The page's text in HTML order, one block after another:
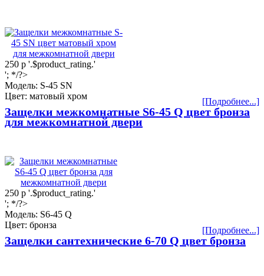
250 р '.$product_rating.'
'; */?>
Модель: S-45 SN
Цвет: матовый хром
[Подробнее...]
Защелки межкомнатные S6-45 Q цвет бронза
для межкомнатной двери
250 р '.$product_rating.'
'; */?>
Модель: S6-45 Q
Цвет: бронза
[Подробнее...]
Защелки сантехнические 6-70 Q цвет бронза